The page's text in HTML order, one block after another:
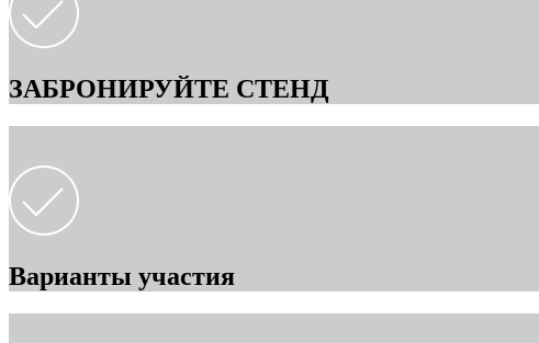
ЗАБРОНИРУЙТЕ СТЕНД
Варианты участия